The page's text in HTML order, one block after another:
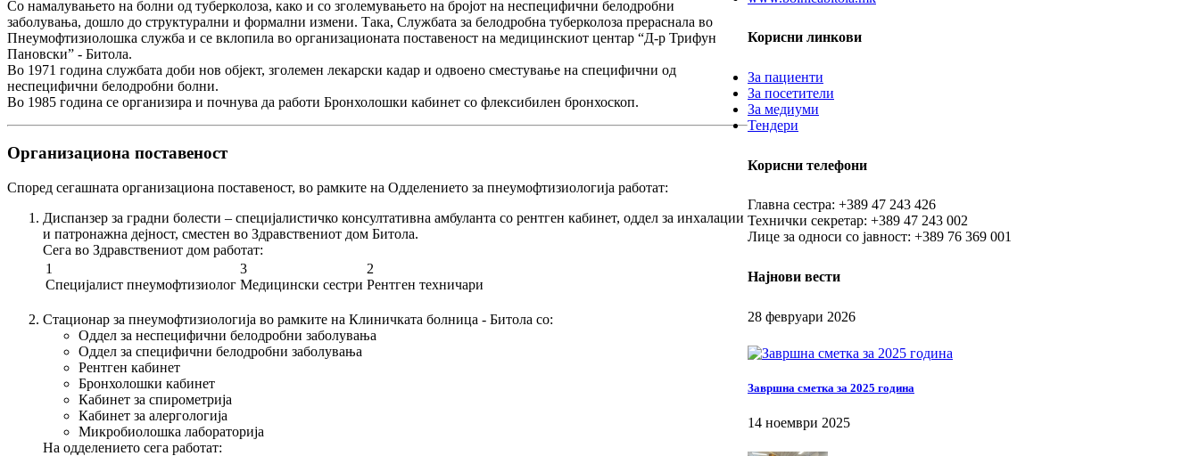
Со намалувањето на болни од туберколоза, како и со зголемувањето на бројот на неспецифични белодробни
заболувања, дошло до структурални и формални измени. Така, Службата за белодробна туберколоза прераснала во
Пнеумофтизиолошка служба и се вклопила во организационата поставеност на медицинскиот центар “Д-р Трифун
Пановски” - Битола.
Во 1971 година службата доби нов објект, зголемен лекарски кадар и одвоено сместување на специфични од
неспецифични белодробни болни.
Во 1985 година се организира и почнува да работи Бронхолошки кабинет со флексибилен бронхоскоп.
Организациона поставеност
Според сегашната организациона поставеност, во рамките на Одделението за пнеумофтизиологија работат:
Диспанзер за градни болести – специјалистичко консултативна амбуланта со рентген кабинет, оддел за инхалации
и патронажна дејност, сместен во Здравствениот дом Битола.
Сега во Здравствениот дом работат:
1
Специјалист пнеумофтизиолог
3
Медицински сестри
2
Рентген техничари
Стационар за пнеумофтизиологија во рамките на Клиничката болница - Битола со:
Оддел за неспецифични белодробни заболувања
Оддел за специфични белодробни заболувања
Рентген кабинет
Бронхолошки кабинет
Кабинет за спирометрија
Кабинет за алергологија
Микробиолошка лабораторија
На одделението сега работат:
Корисни линкови
За пациенти
За посетители
За медиуми
Тендери
Корисни телефони
Главна сестра: +389 47 243 426
Технички секретар: +389 47 243 002
Лице за односи со јавност: +389 76 369 001
Најнови вести
28 февруари 2026
Завршна сметка за 2025 година
14 ноември 2025